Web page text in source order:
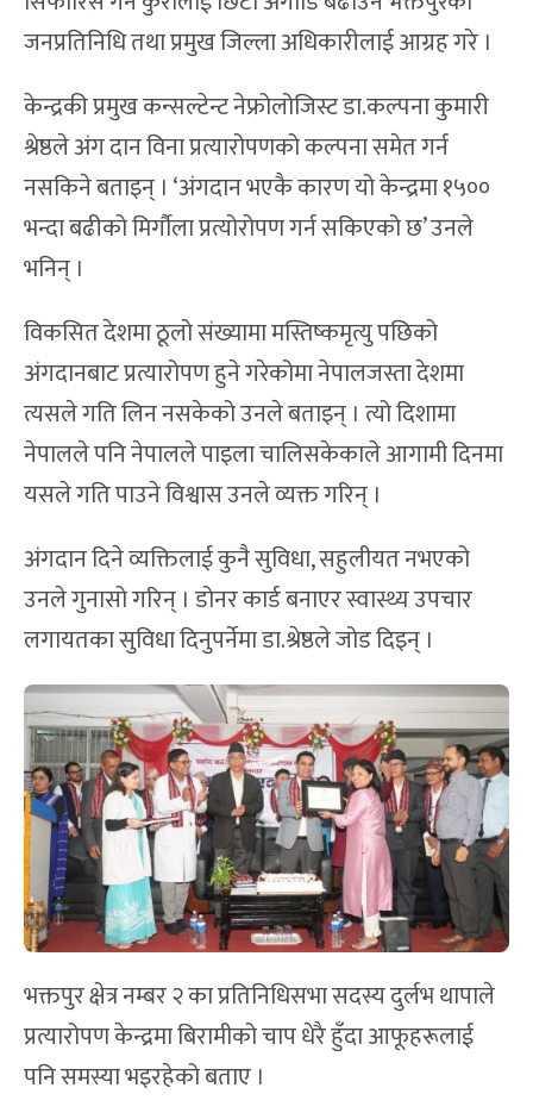
जनप्रतिनिधि तथा प्रमुख जिल्ला अधिकारीलाई आग्रह गरे ।
केन्द्रकी प्रमुख कन्सल्टेन्ट नेफ्रोलोजिस्ट डा.कल्पना कुमारी
श्रेष्ठले अंग दान विना प्रत्यारोपणको कल्पना समेत गर्न
नसकिने बताइन् । ‘अंगदान भएकै कारण यो केन्द्रमा १५००
भन्दा बढीको मिर्गौला प्रत्योरोपण गर्न सकिएको छ’ उनले
भनिन् ।
विकसित देशमा ठूलो संख्यामा मस्तिष्कमृत्यु पछिको
अंगदानबाट प्रत्यारोपण हुने गरेकोमा नेपालजस्ता देशमा
त्यसले गति लिन नसकेको उनले बताइन् । त्यो दिशामा
नेपालले पनि नेपालले पाइला चालिसकेकाले आगामी दिनमा
यसले गति पाउने विश्वास उनले व्यक्त गरिन् ।
अंगदान दिने व्यक्तिलाई कुनै सुविधा, सहुलीयत नभएको
उनले गुनासो गरिन् । डोनर कार्ड बनाएर स्वास्थ्य उपचार
लगायतका सुविधा दिनुपर्नेमा डा.श्रेष्ठले जोड दिइन् ।
भक्तपुर क्षेत्र नम्बर २ का प्रतिनिधिसभा सदस्य दुर्लभ थापाले
प्रत्यारोपण केन्द्रमा बिरामीको चाप धेरै हुँदा आफूहरूलाई
पनि समस्या भइरहेको बताए ।